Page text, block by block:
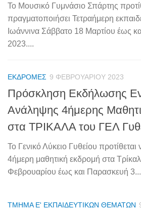
Το Μουσικό Γυμνάσιο Σπάρτης
πραγματοποιήσει Τετραήμερη
Ιωάννινα Σάββατο 18 Μαρτίου έως
2023....
ΕΚΔΡΟΜΈΣ 9 ΦΕΒΡΟΥΑΡΊΟΥ 2023
Πρόσκληση Εκδήλωσης
Ανάληψης 4ήμερης
στα ΤΡΙΚΑΛΑ του ΓΕΛ
Το Γενικό Λύκειο Γυθείου
4ήμερη μαθητική εκδρομή στα
Φεβρουαρίου έως και Παρασκευή 3...
ΤΜΉΜΑ Ε' ΕΚΠΑΙΔΕΥΤΙΚΏΝ ΘΕΜΆΤΩΝ